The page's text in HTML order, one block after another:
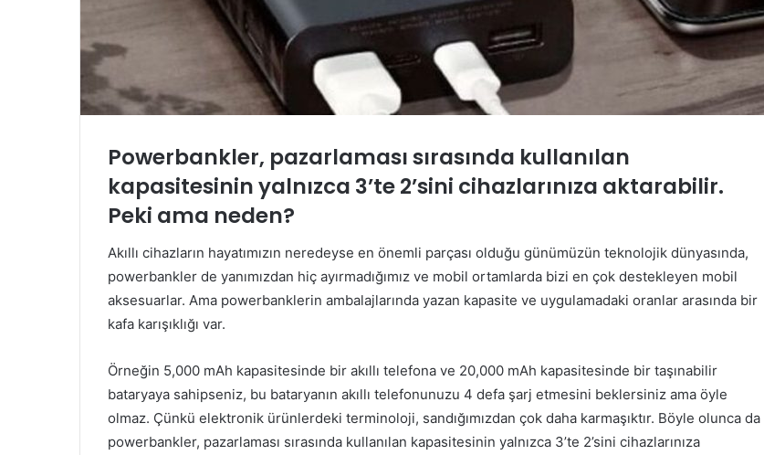
Powerbankler, pazarlaması sırasında kullanılan
kapasitesinin yalnızca 3’te 2’sini cihazlarınıza aktarabilir.
Peki ama neden?
Akıllı cihazların hayatımızın neredeyse en önemli parçası olduğu günümüzün teknolojik dünyasında,
powerbankler de yanımızdan hiç ayırmadığımız ve mobil ortamlarda bizi en çok destekleyen mobil
aksesuarlar. Ama powerbanklerin ambalajlarında yazan kapasite ve uygulamadaki oranlar arasında bir
kafa karışıklığı var.
Örneğin 5,000 mAh kapasitesinde bir akıllı telefona ve 20,000 mAh kapasitesinde bir taşınabilir
bataryaya sahipseniz, bu bataryanın akıllı telefonunuzu 4 defa şarj etmesini beklersiniz ama öyle
olmaz. Çünkü elektronik ürünlerdeki terminoloji, sandığımızdan çok daha karmaşıktır. Böyle olunca da
powerbankler, pazarlaması sırasında kullanılan kapasitesinin yalnızca 3’te 2’sini cihazlarınıza